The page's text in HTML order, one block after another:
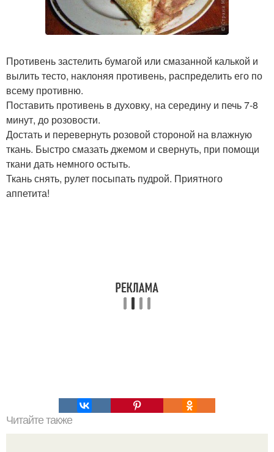
Противень застелить бумагой или смазанной калькой и
вылить тесто, наклоняя противень, распределить его по
всему противню.
Поставить противень в духовку, на середину и печь 7-8
минут, до розовости.
Достать и перевернуть розовой стороной на влажную
ткань. Быстро смазать джемом и свернуть, при помощи
ткани дать немного остыть.
Ткань снять, рулет посыпать пудрой. Приятного
аппетита!
Читайте также